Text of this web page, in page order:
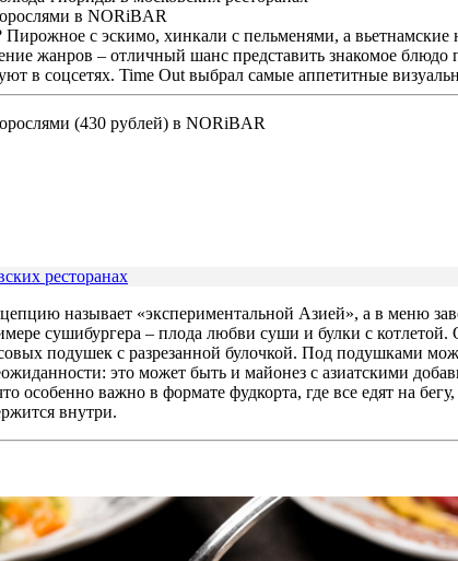
в NORiBAR
Пирожное с эскимо, хинкали с пельменями, а
жанров – отличный шанс представить знакомое
в соцсетях. Time Out выбрал самые аппетитные
(430 рублей) в NORiBAR
ресторанах
называет «экспериментальной Азией», а в меню
сушибургера – плода любви суши и булки с
подушек с разрезанной булочкой. Под подушками
это может быть и майонез с азиатскими
особенно важно в формате фудкорта, где все едят на
внутри.